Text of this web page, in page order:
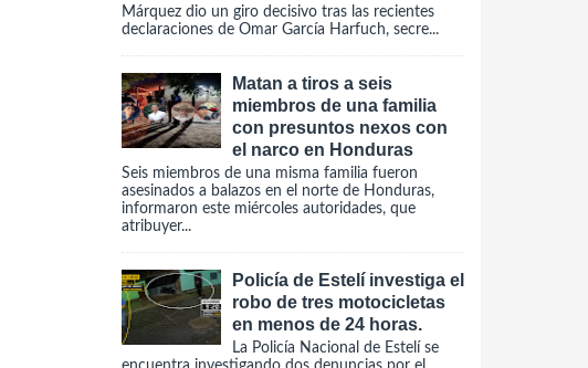
Márquez dio un giro decisivo tras las recientes
declaraciones de Omar García Harfuch, secre...
Matan a tiros a seis
miembros de una familia
con presuntos nexos con
el narco en Honduras
Seis miembros de una misma familia fueron
asesinados a balazos en el norte de Honduras,
informaron este miércoles autoridades, que
atribuyer...
Policía de Estelí investiga el
robo de tres motocicletas
en menos de 24 horas.
La Policía Nacional de Estelí se